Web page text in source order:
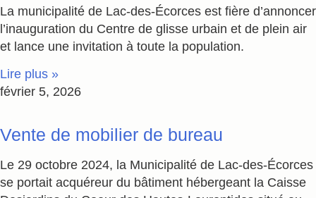
La municipalité de Lac-des-Écorces est fière d’annoncer
l’inauguration du Centre de glisse urbain et de plein air
et lance une invitation à toute la population.
Lire plus »
février 5, 2026
Vente de mobilier de bureau
Le 29 octobre 2024, la Municipalité de Lac-des-Écorces
se portait acquéreur du bâtiment hébergeant la Caisse